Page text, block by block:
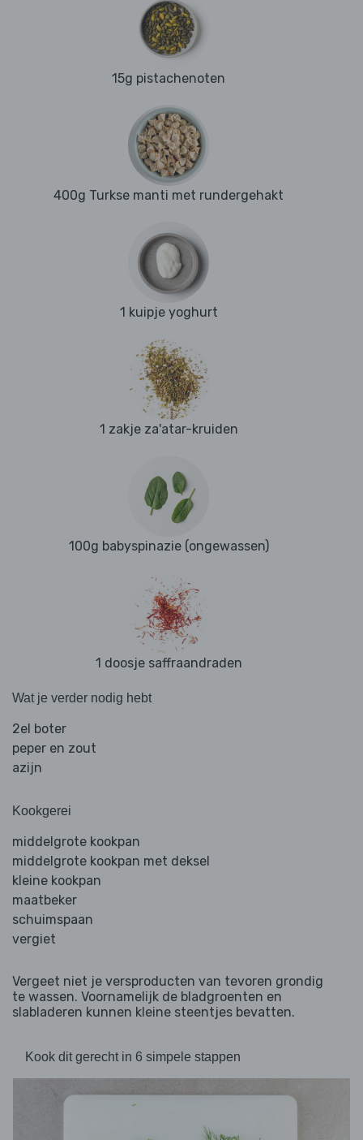
15g pistachenoten
400g Turkse manti met rundergehakt
1 kuipje yoghurt
1 zakje za'atar-kruiden
100g babyspinazie (ongewassen)
1 doosje saffraandraden
Wat je verder nodig hebt
2el boter
peper en zout
azijn
Kookgerei
middelgrote kookpan
middelgrote kookpan met deksel
kleine kookpan
maatbeker
schuimspaan
vergiet
Vergeet niet je versproducten van tevoren grondig
te wassen. Voornamelijk de bladgroenten en
slabladeren kunnen kleine steentjes bevatten.
Kook dit gerecht in 6 simpele stappen